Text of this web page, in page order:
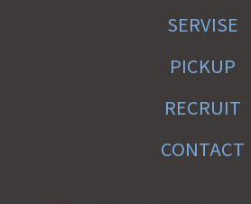
SERVISE
PICKUP
RECRUIT
CONTACT